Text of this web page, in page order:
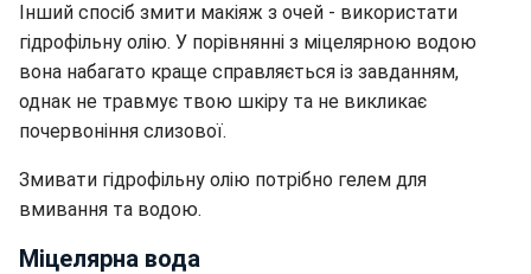
Інший спосіб змити макіяж з очей - використати
гідрофільну олію. У порівнянні з міцелярною водою
вона набагато краще справляється із завданням,
однак не травмує твою шкіру та не викликає
почервоніння слизової.
Змивати гідрофільну олію потрібно гелем для
вмивання та водою.
Міцелярна вода